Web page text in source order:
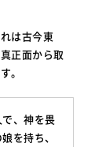
は古今東
正面から取
。
、神を畏
を持ち、